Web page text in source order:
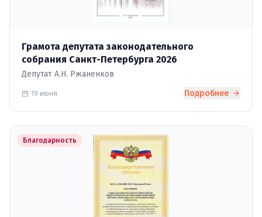
Грамота депутата законодательного
собрания Санкт-Петербурга 2026
Депутат А.Н. Ржаненков
19 июня Подробнее
Благодарность